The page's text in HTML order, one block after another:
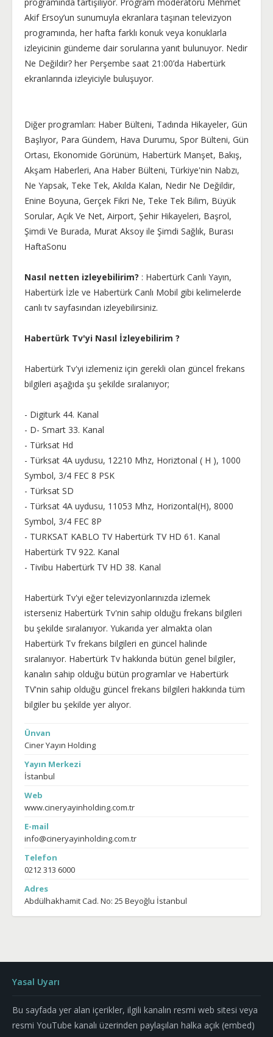
Akif Ersoy’un sunumuyla ekranlara taşınan televizyon
programında, her hafta farklı konuk veya konuklarla
izleyicinin gündeme dair sorularına yanıt bulunuyor. Nedir
Ne Değildir? her Perşembe saat 21:00’da Habertürk
ekranlarında izleyiciyle buluşuyor.
Diğer programları: Haber Bülteni, Tadında Hikayeler, Gün
Başlıyor, Para Gündem, Hava Durumu, Spor Bülteni, Gün
Ortası, Ekonomide Görünüm, Habertürk Manşet, Bakış,
Akşam Haberleri, Ana Haber Bülteni, Türkiye'nin Nabzı,
Ne Yapsak, Teke Tek, Akılda Kalan, Nedir Ne Değildir,
Enine Boyuna, Gerçek Fikri Ne, Teke Tek Bilim, Büyük
Sorular, Açık Ve Net, Airport, Şehir Hikayeleri, Başrol,
Şimdi Ve Burada, Murat Aksoy ile Şimdi Sağlık, Burası
HaftaSonu
Nasıl netten izleyebilirim? : Habertürk Canlı Yayın,
Habertürk İzle ve Habertürk Canlı Mobil gibi kelimelerde
canlı tv sayfasından izleyebilirsiniz.
Habertürk Tv'yi Nasıl İzleyebilirim ?
Habertürk Tv'yi izlemeniz için gerekli olan güncel frekans
bilgileri aşağıda şu şekilde sıralanıyor;
- Digiturk 44. Kanal
- D- Smart 33. Kanal
- Türksat Hd
- Türksat 4A uydusu, 12210 Mhz, Horiztonal ( H ), 1000
Symbol, 3/4 FEC 8 PSK
- Türksat SD
- Türksat 4A uydusu, 11053 Mhz, Horizontal(H), 8000
Symbol, 3/4 FEC 8P
- TURKSAT KABLO TV Habertürk TV HD 61. Kanal
Habertürk TV 922. Kanal
- Tivibu Habertürk TV HD 38. Kanal
Habertürk Tv'yi eğer televizyonlarınızda izlemek
isterseniz Habertürk Tv'nin sahip olduğu frekans bilgileri
bu şekilde sıralanıyor. Yukarıda yer almakta olan
Habertürk Tv frekans bilgileri en güncel halinde
sıralanıyor. Habertürk Tv hakkında bütün genel bilgiler,
kanalın sahip olduğu bütün programlar ve Habertürk
TV'nin sahip olduğu güncel frekans bilgileri hakkında tüm
bilgiler bu şekilde yer alıyor.
Ünvan
Ciner Yayın Holding
Yayın Merkezi
İstanbul
Web
www.cineryayinholding.com.tr
E-mail
info@cineryayinholding.com.tr
Telefon
0212 313 6000
Adres
Abdülhakhamit Cad. No: 25 Beyoğlu İstanbul
Yasal Uyarı
Bu sayfada yer alan içerikler, ilgili kanalın resmi web sitesi veya
resmi YouTube kanalı üzerinden paylaşılan halka açık (embed)